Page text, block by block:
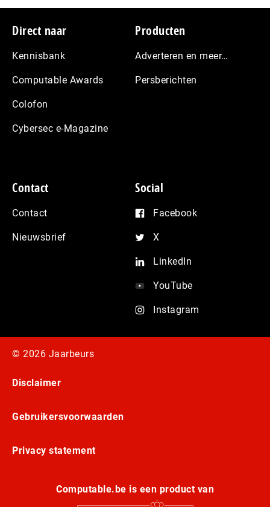
Footer
Direct naar
Kennisbank
Computable Awards
Colofon
Cybersec e-Magazine
Producten
Adverteren en meer…
Persberichten
Contact
Contact
Nieuwsbrief
Social
Facebook
X
LinkedIn
YouTube
Instagram
© 2026 Jaarbeurs
Disclaimer
Gebruikersvoorwaarden
Privacy statement
Computable.be is een product van